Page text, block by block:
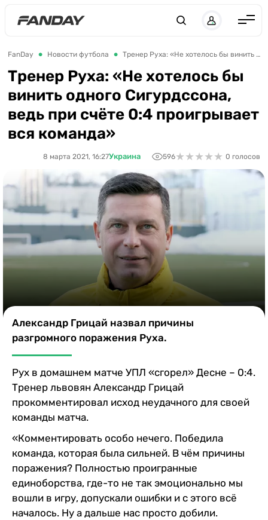
Англия
Испания
Германия
Италия
Франция
Украина
ЛЕ
ЧЕ-2028
Букмекеры
Казино
FanDay Новости футбола Тренер Руха: «Не хотелось бы винить одного Сигурдссона, ведь при счёте 0:4 проигрывает вся команда»
Тренер Руха: «Не хотелось бы
винить одного Сигурдссона,
ведь при счёте 0:4 проигрывает
вся команда»
Украина
8 марта 2021, 16:27 596★★★★★
★★★★★ 0 голосов
Александр Грицай назвал причины
разгромного поражения Руха.
Рух в домашнем матче УПЛ «сгорел» Десне – 0:4.
Тренер львовян Александр Грицай
прокомментировал исход неудачного для своей
команды матча.
«Комментировать особо нечего. Победила
команда, которая была сильней. В чём причины
поражения? Полностью проигранные
единоборства, где-то не так эмоционально мы
вошли в игру, допускали ошибки и с этого всё
началось. Ну а дальше нас просто добили.